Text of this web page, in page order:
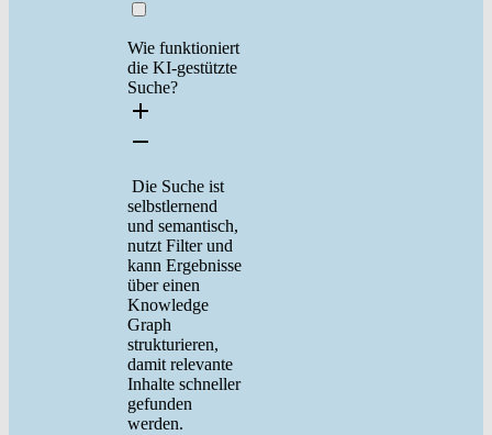
Wie funktioniert
die KI-gestützte
Suche?
Die Suche ist
selbstlernend
und semantisch,
nutzt Filter und
kann Ergebnisse
über einen
Knowledge
Graph
strukturieren,
damit relevante
Inhalte schneller
gefunden
werden.